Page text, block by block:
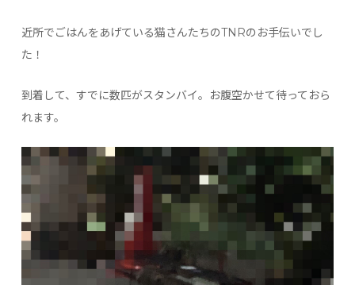
近所でごはんをあげている猫さんたちのTNRのお手伝いでし
た！
到着して、すでに数匹がスタンバイ。お腹空かせて待っておら
れます。